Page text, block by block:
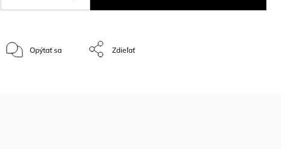
Opýtať sa Zdieľať